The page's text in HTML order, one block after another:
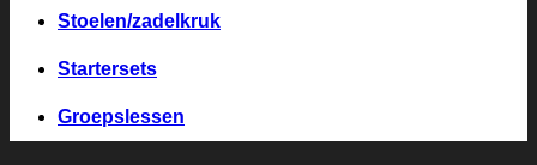
Stoelen/zadelkruk
Startersets
Groepslessen